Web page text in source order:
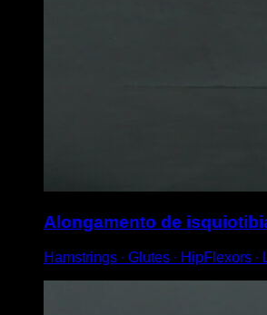
Alongamento de
Hamstrings ∙ Glutes ∙ HipFlexors ∙